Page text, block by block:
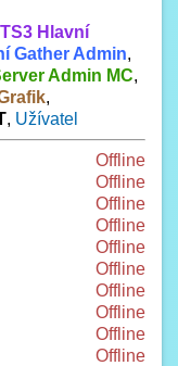
TS3 Hlavní
Gather Admin,
Admin MC,
,
, Užívatel
Offline
Offline
Offline
Offline
Offline
Offline
Offline
Offline
Offline
Offline